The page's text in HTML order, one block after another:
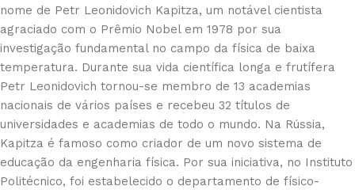
nome de Petr Leonidovich Kapitza, um notável cientista
agraciado com o Prêmio Nobel em 1978 por sua
investigação fundamental no campo da física de baixa
temperatura. Durante sua vida científica longa e frutífera
Petr Leonidovich tornou-se membro de 13 academias
nacionais de vários países e recebeu 32 títulos de
universidades e academias de todo o mundo. Na Rússia,
Kapitza é famoso como criador de um novo sistema de
educação da engenharia física. Por sua iniciativa, no Instituto
Politécnico, foi estabelecido o departamento de físico-